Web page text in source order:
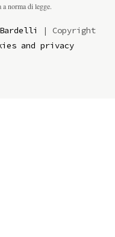
norma di legge.
| Copyright
and privacy